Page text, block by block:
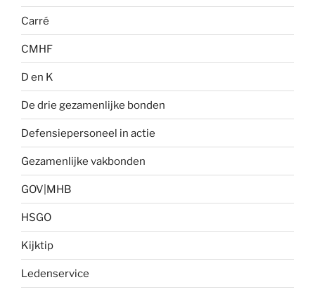
Carré
CMHF
D en K
De drie gezamenlijke bonden
Defensiepersoneel in actie
Gezamenlijke vakbonden
GOV|MHB
HSGO
Kijktip
Ledenservice